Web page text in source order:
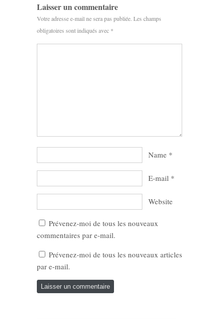
Laisser un commentaire
Votre adresse e-mail ne sera pas publiée. Les champs
obligatoires sont indiqués avec *
Name *
E-mail *
Website
Prévenez-moi de tous les nouveaux
commentaires par e-mail.
Prévenez-moi de tous les nouveaux articles
par e-mail.